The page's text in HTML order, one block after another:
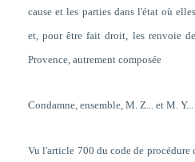
cause et les parties dans l'état où
et, pour être fait droit, les renvoie
Provence, autrement composée
Condamne, ensemble, M. Z... et M.
Vu l'article 700 du code de